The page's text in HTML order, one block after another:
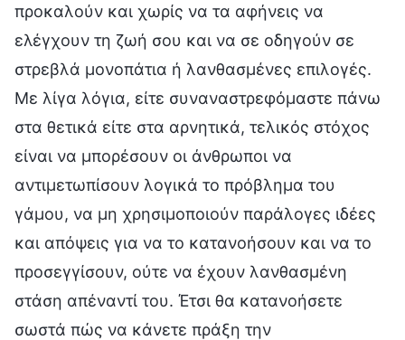
προκαλούν και χωρίς να τα αφήνεις να
ελέγχουν τη ζωή σου και να σε οδηγούν σε
στρεβλά μονοπάτια ή λανθασμένες επιλογές.
Με λίγα λόγια, είτε συναναστρεφόμαστε πάνω
στα θετικά είτε στα αρνητικά, τελικός στόχος
είναι να μπορέσουν οι άνθρωποι να
αντιμετωπίσουν λογικά το πρόβλημα του
γάμου, να μη χρησιμοποιούν παράλογες ιδέες
και απόψεις για να το κατανοήσουν και να το
προσεγγίσουν, ούτε να έχουν λανθασμένη
στάση απέναντί του. Έτσι θα κατανοήσετε
σωστά πώς να κάνετε πράξη την